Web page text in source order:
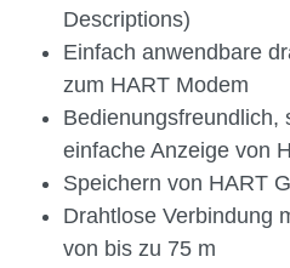
Descriptions)
Einfach anwendbare
zum HART Modem
Bedienungsfreundlich,
einfache Anzeige von
Speichern von HART
Drahtlose Verbindung
von bis zu 75 m